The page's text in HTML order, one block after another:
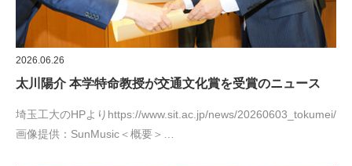
2026.06.26
太川陽介 本学特命教授が交通文化賞を受賞のニュース
埼玉工大のHPよりhttps://www.sit.ac.jp/news/20260603_tokumei/
画像提供：SunMusic＜概要＞…